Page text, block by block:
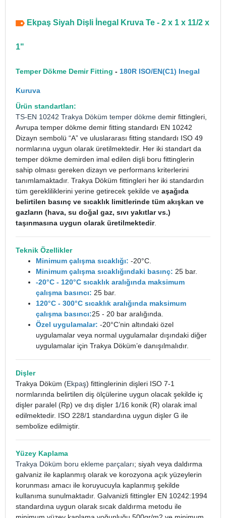
Ekpaş Siyah Dişli İnegal Kruva Te - 2 x 1 x 11/2 x
1"
Temper Dökme Demir Fitting - 180R ISO/EN(C1) Inegal
Kuruva
Ürün standartları:
TS-EN 10242 Trakya Döküm temper dökme demir fittingleri,
Avrupa temper dökme demir fitting standardı EN 10242
Dizayn sembolü “A” ve uluslararası fitting standardı ISO 49
normlarına uygun olarak üretilmektedir. Her iki standart da
temper dökme demirden imal edilen dişli boru fittinglerin
sahip olması gereken dizayn ve performans kriterlerini
tanımlamaktadır. Trakya Döküm fittingleri her iki standardın
tüm gerekliliklerini yerine getirecek şekilde ve aşağıda
belirtilen basınç ve sıcaklık limitlerinde tüm akışkan ve
gazların (hava, su doğal gaz, sıvı yakıtlar vs.)
taşınmasına uygun olarak üretilmektedir.
Teknik Özellikler
Minimum çalışma sıcaklığı: -20°C.
Minimum çalışma sıcaklığındaki basınç: 25 bar.
-20°C - 120°C sıcaklık aralığında maksimum
çalışma basıncı: 25 bar.
120°C - 300°C sıcaklık aralığında maksimum
çalışma basıncı:25 - 20 bar aralığında.
Özel uygulamalar: -20°C’nin altındaki özel
uygulamalar veya normal uygulamalar dışındaki diğer
uygulamalar için Trakya Döküm’e danışılmalıdır.
Dişler
Trakya Döküm (Ekpaş) fittinglerinin dişleri ISO 7-1
normlarında belirtilen diş ölçülerine uygun olacak şekilde iç
dişler paralel (Rp) ve dış dişler 1/16 konik (R) olarak imal
edilmektedir. ISO 228/1 standardına uygun dişler G ile
sembolize edilmiştir.
Yüzey Kaplama
Trakya Döküm boru ekleme parçaları; siyah veya daldırma
galvaniz ile kaplanmış olarak ve korozyona açık yüzeylerin
korunması amacı ile koruyucuyla kaplanmış şekilde
kullanıma sunulmaktadır. Galvanizli fittingler EN 10242:1994
standardına uygun olarak sıcak daldırma metodu ile